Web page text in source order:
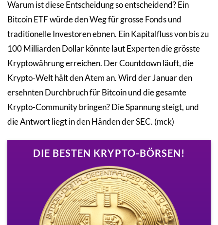
Warum ist diese Entscheidung so entscheidend? Ein
Bitcoin ETF würde den Weg für grosse Fonds und
traditionelle Investoren ebnen. Ein Kapitalfluss von bis zu
100 Milliarden Dollar könnte laut Experten die grösste
Kryptowährung erreichen. Der Countdown läuft, die
Krypto-Welt hält den Atem an. Wird der Januar den
ersehnten Durchbruch für Bitcoin und die gesamte
Krypto-Community bringen? Die Spannung steigt, und
die Antwort liegt in den Händen der SEC. (mck)
DIE BESTEN KRYPTO-BÖRSEN!